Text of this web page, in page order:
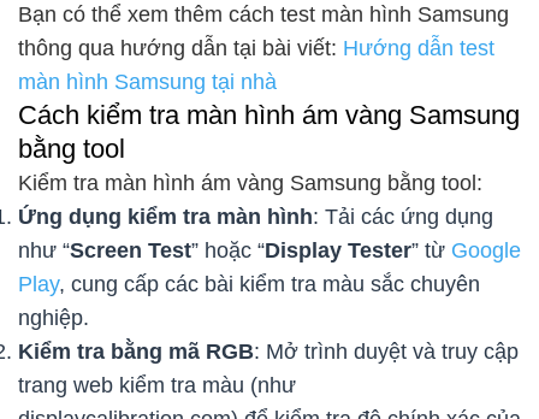
Bạn có thể xem thêm cách test màn hình Samsung
thông qua hướng dẫn tại bài viết: Hướng dẫn test
màn hình Samsung tại nhà
Cách kiểm tra màn hình ám vàng Samsung
bằng tool
Kiểm tra màn hình ám vàng Samsung bằng tool:
Ứng dụng kiểm tra màn hình: Tải các ứng dụng
như “Screen Test” hoặc “Display Tester” từ Google
Play, cung cấp các bài kiểm tra màu sắc chuyên
nghiệp.
Kiểm tra bằng mã RGB: Mở trình duyệt và truy cập
trang web kiểm tra màu (như